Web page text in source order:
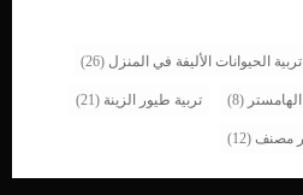
تربية الحيوانات الأليفة في المنزل (26)
الهامستر (8) تربية طيور الزينة (21)
مصنف (12)